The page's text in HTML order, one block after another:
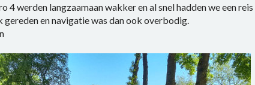
4 werden langzaamaan wakker en al snel hadden we een
gereden en navigatie was dan ook overbodig.